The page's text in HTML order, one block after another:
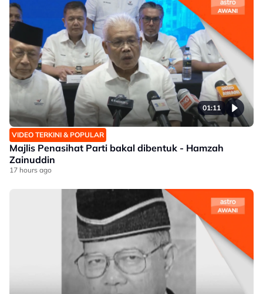
01:11
VIDEO TERKINI & POPULAR
Majlis Penasihat Parti bakal dibentuk - Hamzah
Zainuddin
17 hours ago